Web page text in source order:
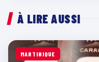
À LIRE AUSSI
MARTINIQUE